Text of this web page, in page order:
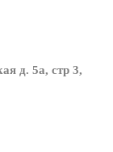
д. 5а, стр 3,